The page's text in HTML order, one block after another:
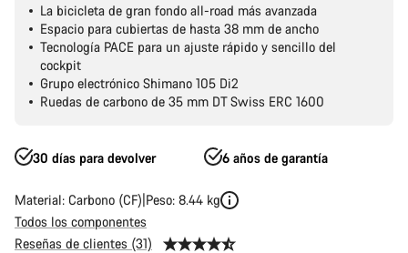
La bicicleta de gran fondo all-road más avanzada
Espacio para cubiertas de hasta 38 mm de ancho
Tecnología PACE para un ajuste rápido y sencillo del
cockpit
Grupo electrónico Shimano 105 Di2
Ruedas de carbono de 35 mm DT Swiss ERC 1600
30 días para devolver 6 años de garantía
Material: Carbono (CF) Peso: 8.44 kg
Todos los componentes
Reseñas de clientes (31)